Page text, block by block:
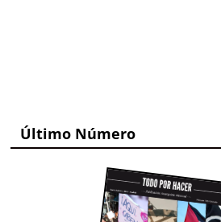
Último Número